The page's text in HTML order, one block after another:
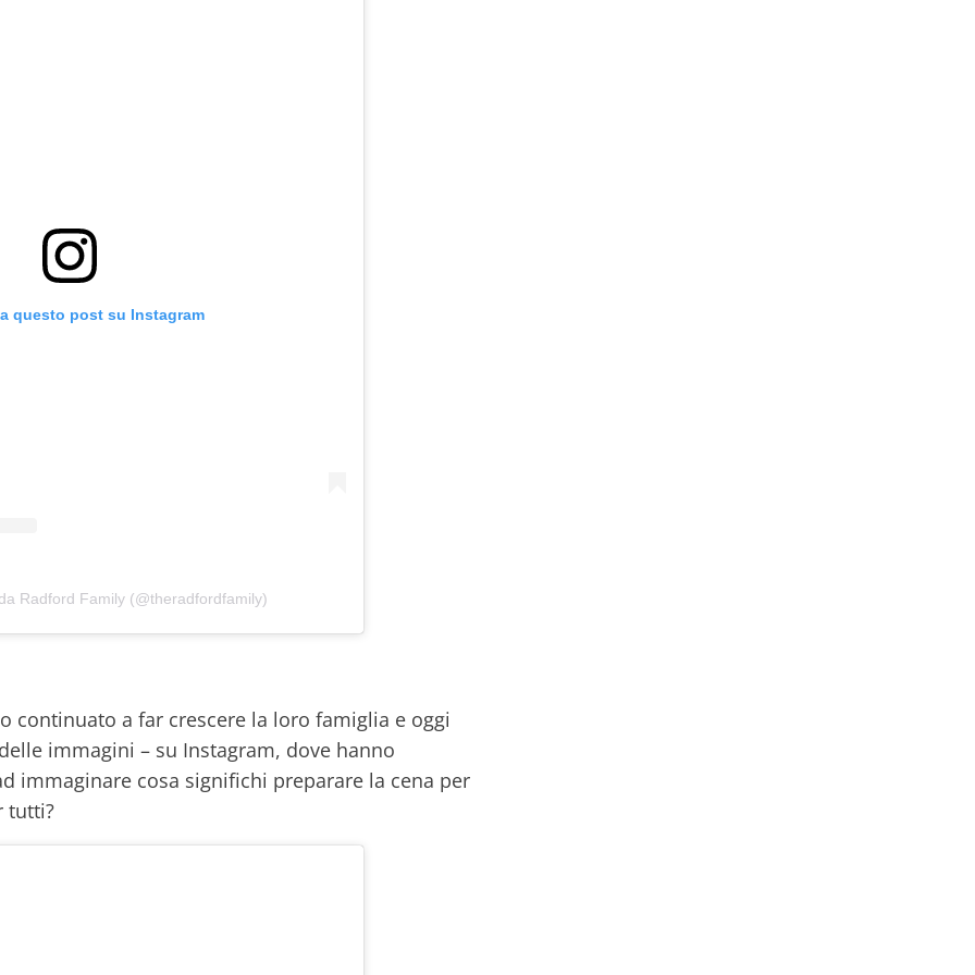
questo post su Instagram
Radford Family (@theradfordfamily)
continuato a far crescere la loro famiglia e oggi
immagini – su Instagram, dove hanno
immaginare cosa significhi preparare la cena per
tutti?